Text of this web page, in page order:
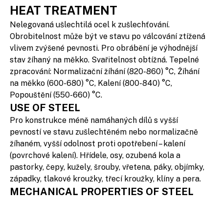
HEAT TREATMENT
Nelegovaná ušlechtilá ocel k zušlechťování.
Obrobitelnost může být ve stavu po válcování ztížená
vlivem zvýšené pevnosti. Pro obrábění je výhodnější
stav žíhaný na měkko. Svařitelnost obtížná. Tepelné
zpracování: Normalizační žíhání (820-860) °C, Žíhání
na měkko (600-680) °C, Kalení (800-840) °C,
Popouštění (550-660) °C.
USE OF STEEL
Pro konstrukce méně namáhaných dílů s vyšší
pevností ve stavu zušlechtěném nebo normalizačně
žíhaném, vyšší odolnost proti opotřebení – kalení
(povrchové kalení). Hřídele, osy, ozubená kola a
pastorky, čepy, kužely, šrouby, vřetena, páky, objímky,
západky, tlakové kroužky, třecí kroužky, klíny a pera.
MECHANICAL PROPERTIES OF STEEL